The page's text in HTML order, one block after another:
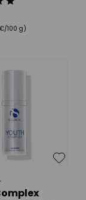
100 g)